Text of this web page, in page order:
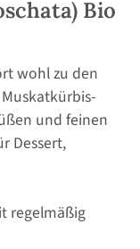
Bio
wohl zu den
und feinen
Dessert,
regelmäßig